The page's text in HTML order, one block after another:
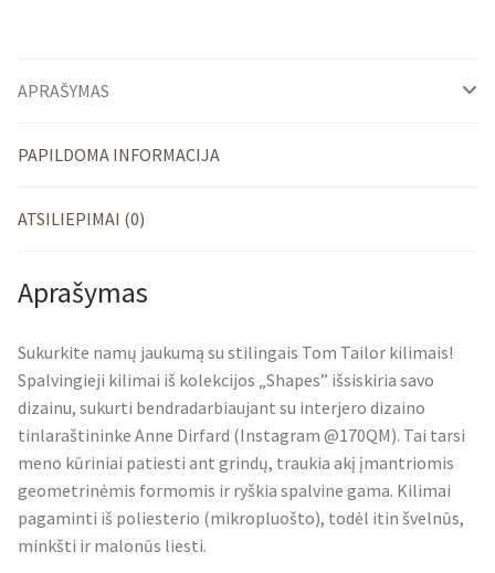
APRAŠYMAS
PAPILDOMA INFORMACIJA
ATSILIEPIMAI (0)
Aprašymas
Sukurkite namų jaukumą su stilingais Tom Tailor kilimais!
Spalvingieji kilimai iš kolekcijos „Shapes” išsiskiria savo
dizainu, sukurti bendradarbiaujant su interjero dizaino
tinlaraštininke Anne Dirfard (Instagram @170QM). Tai tarsi
meno kūriniai patiesti ant grindų, traukia akį įmantriomis
geometrinėmis formomis ir ryškia spalvine gama. Kilimai
pagaminti iš poliesterio (mikropluošto), todėl itin švelnūs,
minkšti ir malonūs liesti.